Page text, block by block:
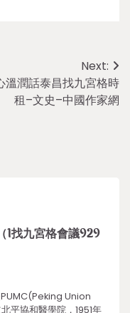
Next:
溫潤話泰昌找九宮格時
租–文史–中國作家網
1找九宮格會議929
PUMC(Peking Union
平協和醫學院，1951年